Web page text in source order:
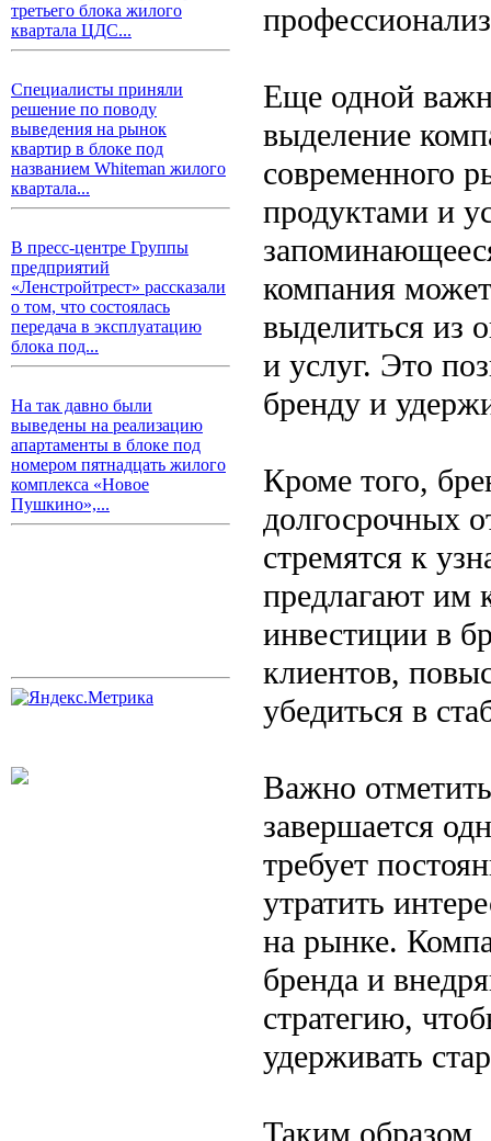
третьего блока жилого
квартала ЦДС...
Специалисты приняли
решение по поводу
выведения на рынок
квартир в блоке под
названием Whiteman жилого
квартала...
В пресс-центре Группы
предприятий
«Ленстройтрест» рассказали
о том, что состоялась
передача в эксплуатацию
блока под...
На так давно были
выведены на реализацию
апартаменты в блоке под
номером пятнадцать жилого
комплекса «Новое
Пушкино»,...
Еще одной
выделение
современного
продуктами и
компания
выделиться из
и услуг. Это
бренду и
Кроме того,
долгосрочных
стремятся к
предлагают им
инвестиции в
клиентов,
убедиться в
Важно
завершается
требует
утратить
на рынке.
бренда и
стратегию,
удерживать
Таким образом,